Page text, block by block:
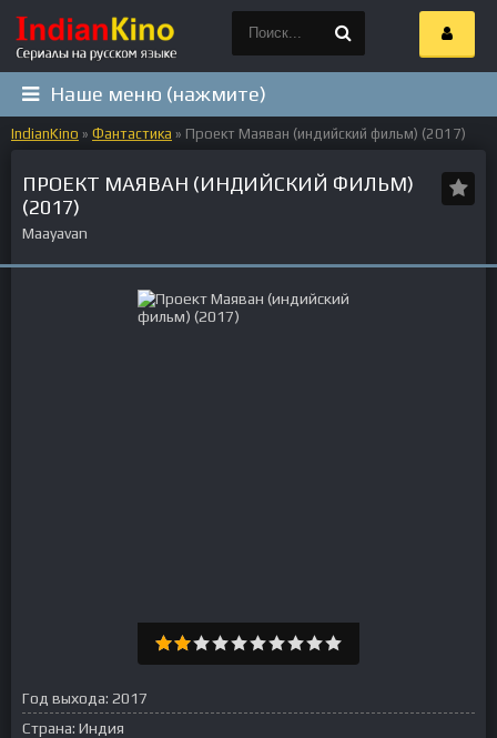
Наше меню (нажмите)
IndianKino » Фантастика » Проект Маяван (индийский фильм) (2017)
ПРОЕКТ МАЯВАН (ИНДИЙСКИЙ ФИЛЬМ)
(2017)
Maayavan
Год выхода: 2017
Страна: Индия